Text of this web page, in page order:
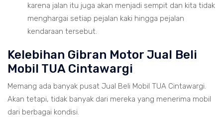
karena jalan itu juga akan menjadi sempit dan kita tidak
menghargai setiap pejalan kaki hingga pejalan
kendaraan tersebut.
Kelebihan Gibran Motor Jual Beli
Mobil TUA Cintawargi
Memang ada banyak pusat Jual Beli Mobil TUA Cintawargi.
Akan tetapi, tidak banyak dari mereka yang menerima mobil
dari berbagai kondisi.